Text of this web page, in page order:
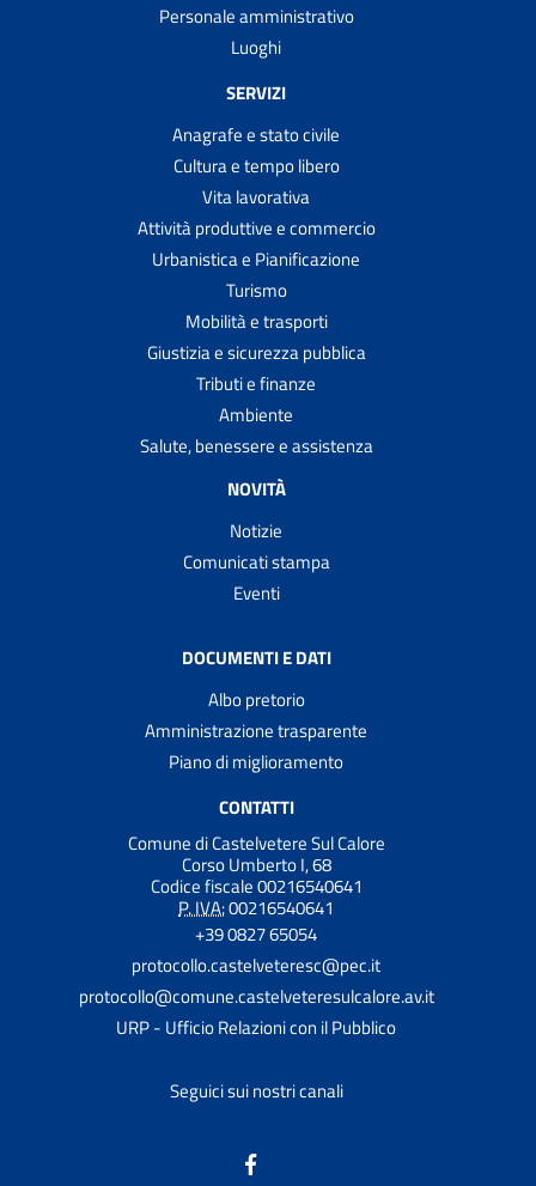
Personale amministrativo
Luoghi
SERVIZI
Anagrafe e stato civile
Cultura e tempo libero
Vita lavorativa
Attività produttive e commercio
Urbanistica e Pianificazione
Turismo
Mobilità e trasporti
Giustizia e sicurezza pubblica
Tributi e finanze
Ambiente
Salute, benessere e assistenza
NOVITÀ
Notizie
Comunicati stampa
Eventi
DOCUMENTI E DATI
Albo pretorio
Amministrazione trasparente
Piano di miglioramento
CONTATTI
Comune di Castelvetere Sul Calore
Corso Umberto I, 68
Codice fiscale 00216540641
P. IVA:00216540641
+39 0827 65054
protocollo.castelveteresc@pec.it
protocollo@comune.castelveteresulcalore.av.it
URP - Ufficio Relazioni con il Pubblico
Seguici sui nostri canali